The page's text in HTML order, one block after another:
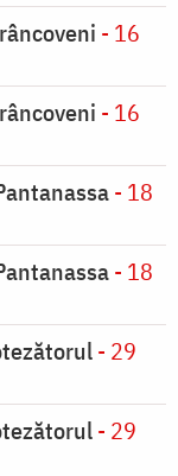
- 16
- 16
- 18
- 18
- 29
- 29